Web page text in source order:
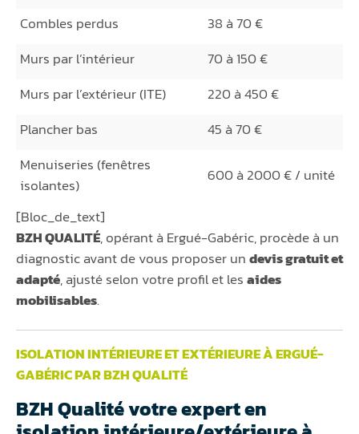
Combles perdus
38 à 70 €
Murs par l’intérieur
70 à 150 €
Murs par l’extérieur (ITE)
220 à 450 €
Plancher bas
45 à 70 €
Menuiseries (fenêtres
isolantes)
600 à 2000 € / unité
[Bloc_de_text]
BZH QUALITÉ, opérant à Ergué-Gabéric, procède à un
diagnostic avant de vous proposer undevis gratuit et
adapté, ajusté selon votre profil et lesaides
mobilisables.
ISOLATION INTÉRIEURE ET EXTÉRIEURE À ERGUÉ-
GABÉRIC PAR BZH QUALITÉ
BZH Qualité votre expert en